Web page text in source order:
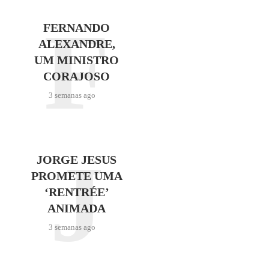
FERNANDO
ALEXANDRE,
UM MINISTRO
CORAJOSO
3 semanas ago
F
JORGE JESUS
PROMETE UMA
‘RENTRÉE’
ANIMADA
3 semanas ago
J